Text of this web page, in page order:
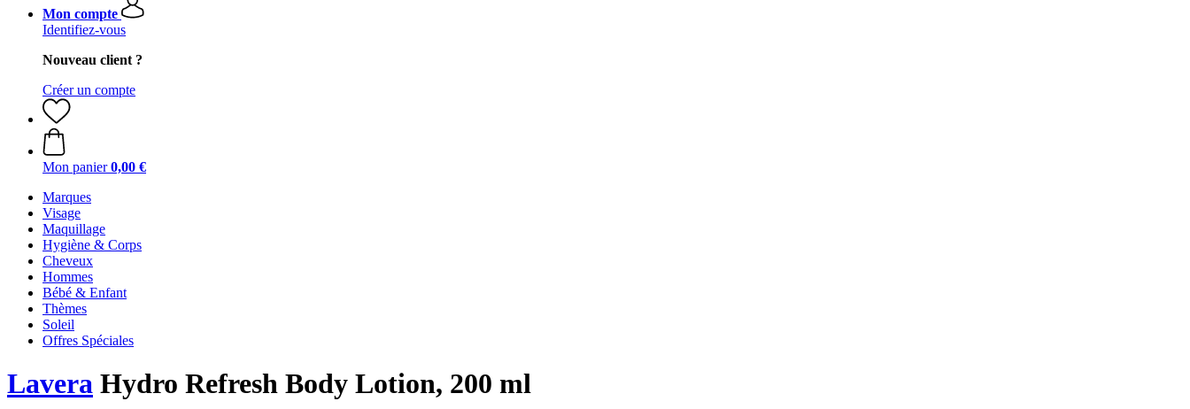
Mon compte
Identifiez-vous
Nouveau client ?
Créer un compte
Mon panier 0,00 €
Marques
Visage
Maquillage
Hygiène & Corps
Cheveux
Hommes
Bébé & Enfant
Thèmes
Soleil
Offres Spéciales
Lavera Hydro Refresh Body Lotion, 200 ml